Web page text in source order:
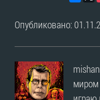
Опубликовано:
миром